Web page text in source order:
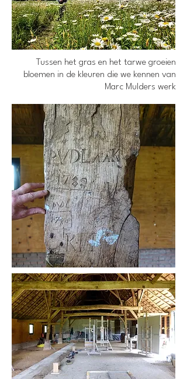
Tussen het gras en het tarwe groeien
bloemen in de kleuren die we kennen van
Marc Mulders werk